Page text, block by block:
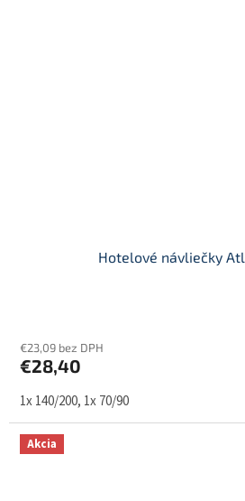
Hotelové návliečky
€23,09 bez DPH
€28,40
1x 140/200, 1x 70/90
Akcia